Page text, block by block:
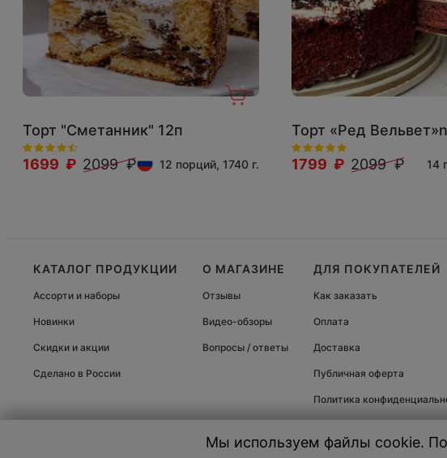
Торт "Сметанник" 12п
1699 ₽ 2099 ₽ 12 порций, 1740 г.
Торт «Ред
1799 ₽ 2099 ₽ 14
КАТАЛОГ ПРОДУКЦИИ
Ассорти и наборы
Новинки
Скидки и акции
Сделано в России
О МАГАЗИНЕ
Отзывы
Видео-обзоры
Вопросы / ответы
ДЛЯ ПОКУПАТЕЛЕЙ
Как заказать
Оплата
Доставка
Публичная оферта
Политика
© 2000-2026, «cheese-cake.ru» - Интернет-магазин десертов. Все права защищены.
Мы используем файлы cookie.